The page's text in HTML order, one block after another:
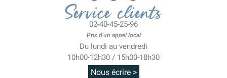
Service clients
02-40-45-25-96
Prix d'un appel local
Du lundi au vendredi
10h00-12h30 / 15h00-18h30
Nous écrire >